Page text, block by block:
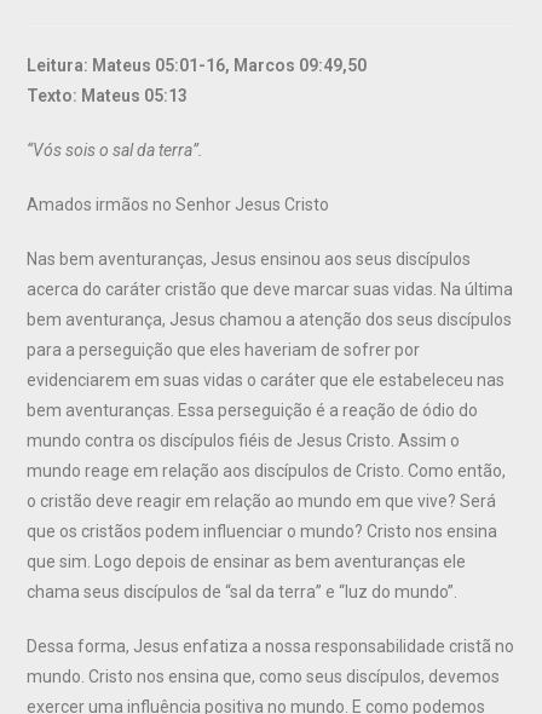
Leitura: Mateus 05:01-16, Marcos 09:49,50
Texto: Mateus 05:13
“Vós sois o sal da terra”.
Amados irmãos no Senhor Jesus Cristo
Nas bem aventuranças, Jesus ensinou aos seus discípulos
acerca do caráter cristão que deve marcar suas vidas. Na última
bem aventurança, Jesus chamou a atenção dos seus discípulos
para a perseguição que eles haveriam de sofrer por
evidenciarem em suas vidas o caráter que ele estabeleceu nas
bem aventuranças. Essa perseguição é a reação de ódio do
mundo contra os discípulos fiéis de Jesus Cristo. Assim o
mundo reage em relação aos discípulos de Cristo. Como então,
o cristão deve reagir em relação ao mundo em que vive? Será
que os cristãos podem influenciar o mundo? Cristo nos ensina
que sim. Logo depois de ensinar as bem aventuranças ele
chama seus discípulos de “sal da terra” e “luz do mundo”.
Dessa forma, Jesus enfatiza a nossa responsabilidade cristã no
mundo. Cristo nos ensina que, como seus discípulos, devemos
exercer uma influência positiva no mundo. E como podemos